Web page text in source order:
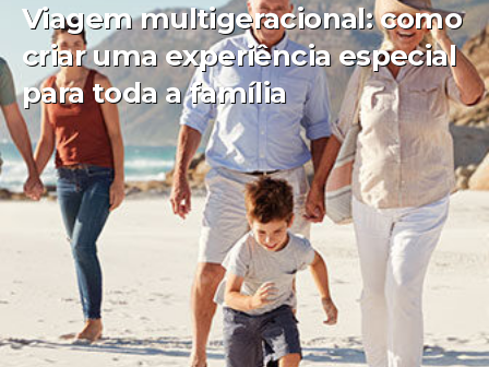
Viagem multigeracional: como
criar uma experiência especial
para toda a família